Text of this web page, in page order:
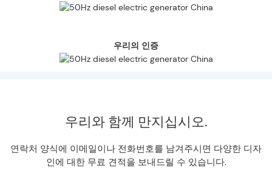
우리의 인증
우리와 함께 만지십시오.
연락처 양식에 이메일이나 전화번호를 남겨주시면 다양한 디자
인에 대한 무료 견적을 보내드릴 수 있습니다.